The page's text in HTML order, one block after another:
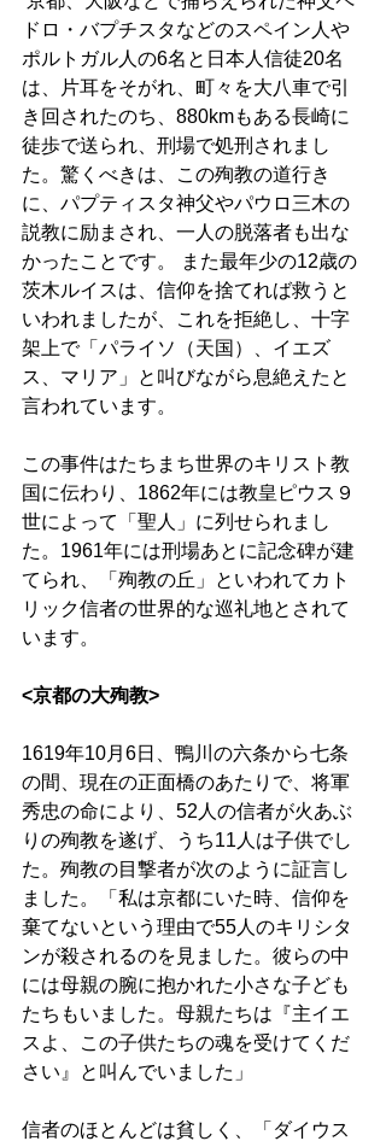
ドロ・バプチスタなどのスペイン人や
ポルトガル人の6名と日本人信徒20名
は、片耳をそがれ、町々を大八車で引
き回されたのち、880kmもある長崎に
徒歩で送られ、刑場で処刑されまし
た。驚くべきは、この殉教の道行き
に、パプティスタ神父やパウロ三木の
説教に励まされ、一人の脱落者も出な
かったことです。 また最年少の12歳の
茨木ルイスは、信仰を捨てれば救うと
いわれましたが、これを拒絶し、十字
架上で「パライソ（天国）、イエズ
ス、マリア」と叫びながら息絶えたと
言われています。
この事件はたちまち世界のキリスト教
国に伝わり、1862年には教皇ピウス９
世によって「聖人」に列せられまし
た。1961年には刑場あとに記念碑が建
てられ、「殉教の丘」といわれてカト
リック信者の世界的な巡礼地とされて
います。
<京都の大殉教>
1619年10月6日、鴨川の六条から七条
の間、現在の正面橋のあたりで、将軍
秀忠の命により、52人の信者が火あぶ
りの殉教を遂げ、うち11人は子供でし
た。殉教の目撃者が次のように証言し
ました。「私は京都にいた時、信仰を
棄てないという理由で55人のキリシタ
ンが殺されるのを見ました。彼らの中
には母親の腕に抱かれた小さな子ども
たちもいました。母親たちは『主イエ
スよ、この子供たちの魂を受けてくだ
さい』と叫んでいました」
信者のほとんどは貧しく、「ダイウス